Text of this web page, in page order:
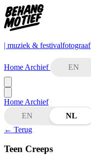
| muziek & festivalfotograaf
Home Archief EN
Home Archief
EN
NL
← Terug
Teen Creeps